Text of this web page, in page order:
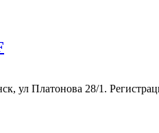
Платонова 28/1.